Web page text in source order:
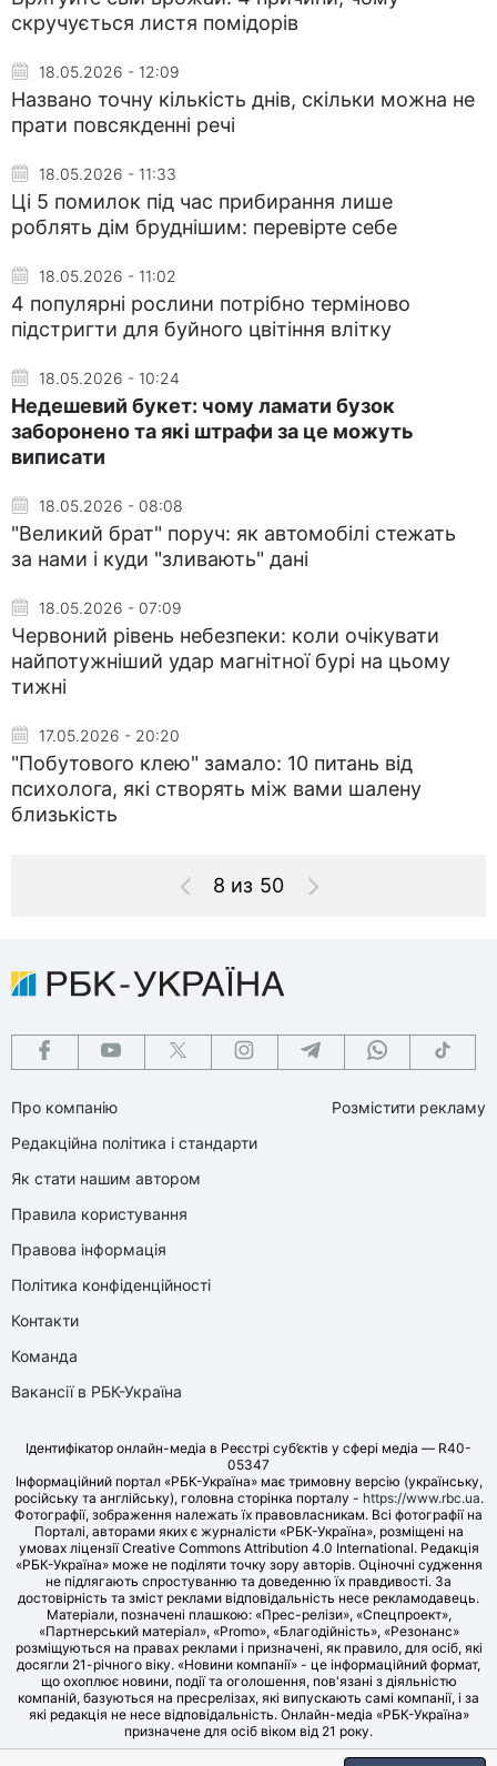
скручується листя помідорів
18.05.2026 - 12:09
Названо точну кількість днів, скільки можна не
прати повсякденні речі
18.05.2026 - 11:33
Ці 5 помилок під час прибирання лише
роблять дім бруднішим: перевірте себе
18.05.2026 - 11:02
4 популярні рослини потрібно терміново
підстригти для буйного цвітіння влітку
18.05.2026 - 10:24
Недешевий букет: чому ламати бузок
заборонено та які штрафи за це можуть
виписати
18.05.2026 - 08:08
"Великий брат" поруч: як автомобілі стежать
за нами і куди "зливають" дані
18.05.2026 - 07:09
Червоний рівень небезпеки: коли очікувати
найпотужніший удар магнітної бурі на цьому
тижні
17.05.2026 - 20:20
"Побутового клею" замало: 10 питань від
психолога, які створять між вами шалену
близькість
8 из 50
Про компанію
Редакційна політика і стандарти
Як стати нашим автором
Правила користування
Правова інформація
Політика конфіденційності
Контакти
Команда
Вакансії в РБК-Україна
Розмістити рекламу
Ідентифікатор онлайн-медіа в Реєстрі суб’єктів у сфері медіа — R40-
05347
Інформаційний портал «РБК-Україна» має тримовну версію (українську,
російську та англійську), головна сторінка порталу - https://www.rbc.ua.
Фотографії, зображення належать їх правовласникам. Всі фотографії на
Порталі, авторами яких є журналісти «РБК-Україна», розміщені на
умовах ліцензії Creative Commons Attribution 4.0 International. Редакція
«РБК-Україна» може не поділяти точку зору авторів. Оціночні судження
не підлягають спростуванню та доведенню їх правдивості. За
достовірність та зміст реклами відповідальність несе рекламодавець.
Матеріали, позначені плашкою: «Прес-релізи», «Спецпроект»,
«Партнерський матеріал», «Promo», «Благодійність», «Резонанс»
розміщуються на правах реклами і призначені, як правило, для осіб, які
досягли 21-річного віку. «Новини компанії» - це інформаційний формат,
що охоплює новини, події та оголошення, пов'язані з діяльністю
компаній, базуються на пресрелізах, які випускають самі компанії, і за
які редакція не несе відповідальність. Онлайн-медіа «РБК-Україна»
призначене для осіб віком від 21 року.